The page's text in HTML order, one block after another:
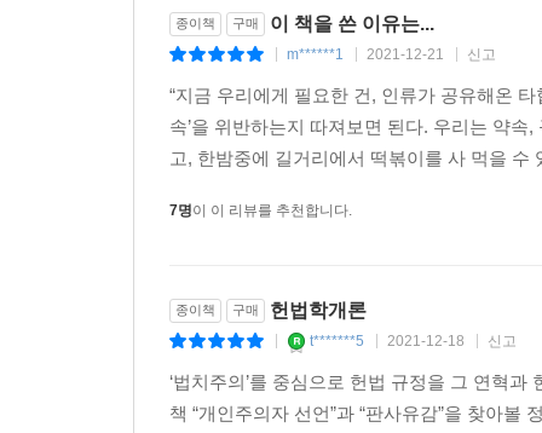
술의 위력이 압도적일수록 인문학적 상상력이
필요성도 더욱더 커질 수밖에 없다.
--- p.240
그를 비난할 권리는 아무에게도 없다. 나의 자유
가장 기본이 되는 자유는 무엇일까. 이동하고,
그것은 그저 홀로 있는 내 공간 안의 자유, 내
드라마 「미스터 션샤인」에서 구동매가 슬프
인간은 타인에게 피해를 끼치지 않는 이상 얼마든
모든 사회적 이슈마다 여론은 팽팽하게 갈리
범죄자에게 사형을 구형해야 한다는 목소리가
터무니없이 부족해 보이는 경우가 많다. 이런 사태
종이책 구매 이 책을 쓴 이유는...
m******1 2021-12-21 신고
“지금 우리에게 필요한 건, 인류가 공유해온
속’을 위반하는지 따져보면 된다. 우리는 약
고, 한밤중에 길거리에서 떡볶이를 사 먹을
7명이 이 리뷰를 추천합니다.
종이책 구매 헌법학개론
t*******5 2021-12-18 신고
‘법치주의’를 중심으로 헌법 규정을 그 연혁
책 “개인주의자 선언”과 “판사유감”을 찾아